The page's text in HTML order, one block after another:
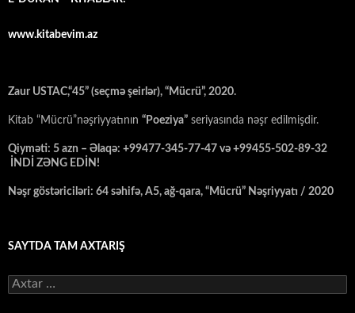
www.kitabevim.az
Zaur USTAC,“45” (seçmə şeirlər), “Mücrü”, 2020.
Kitab “Mücrü”nəşriyyatının “Poeziya” seriyasında nəşr edilmişdir.
Qiyməti: 5 azn – Əlaqə: +99477-345-77-47 və +99455-502-89-32
İNDİ ZƏNG EDİN!
Nəşr göstəriciləri: 64 səhifə, A5, ağ-qara, “Mücrü” Nəşriyyatı / 2020
SAYTDA TAM AXTARIŞ
Axtarış: